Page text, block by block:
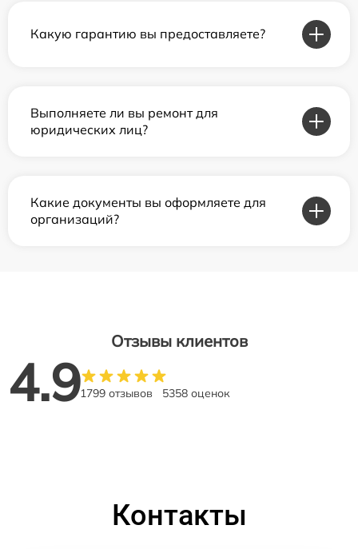
Какую гарантию вы предоставляете?
Выполняете ли вы ремонт для
юридических лиц?
Какие документы вы оформляете для
организаций?
Отзывы клиентов
4.91799 отзывов 5358 оценок
Контакты